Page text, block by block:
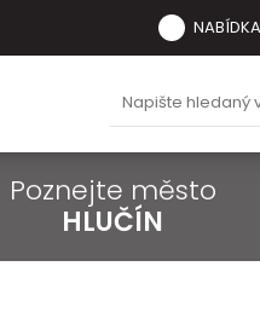
Poznejte město
HLUČÍN